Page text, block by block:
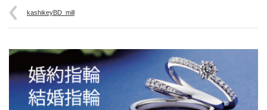
kashikeyBD_mill